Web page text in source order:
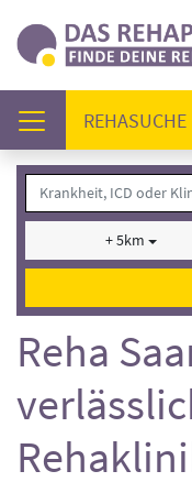
REHASUCHE
+ 5km
Reha